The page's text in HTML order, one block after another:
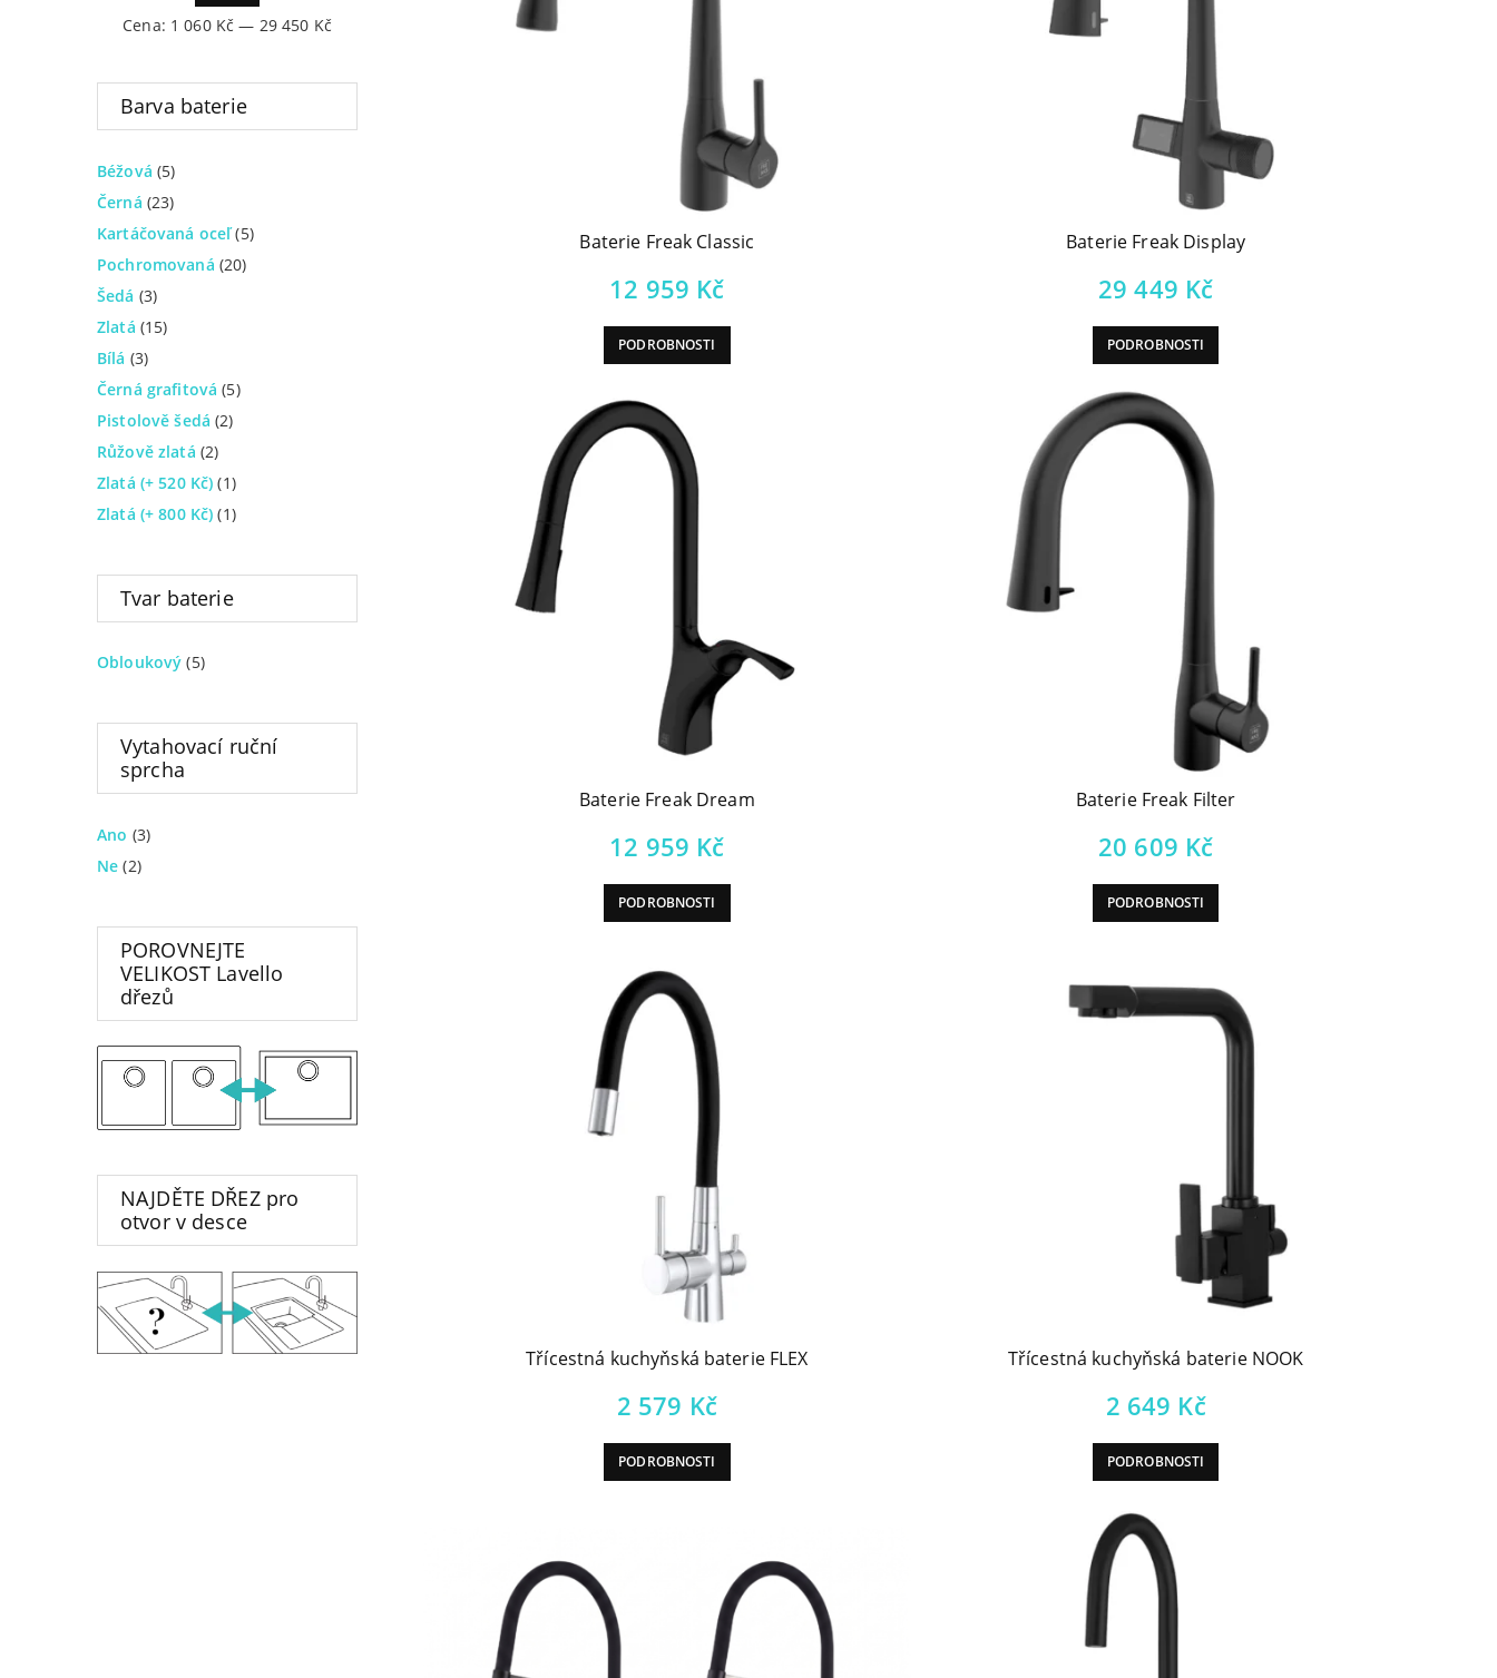
Cena: 1 060 Kč — 29 450 Kč
Barva baterie
Béžová (5)
Černá (23)
Kartáčovaná oceľ (5)
Pochromovaná (20)
Šedá (3)
Zlatá (15)
Bílá (3)
Černá grafitová (5)
Pistolově šedá (2)
Růžově zlatá (2)
Zlatá (+ 520 Kč) (1)
Zlatá (+ 800 Kč) (1)
Tvar baterie
Obloukový (5)
Vytahovací ruční
sprcha
Ano (3)
Ne (2)
POROVNEJTE
VELIKOST Lavello
dřezů
NAJDĚTE DŘEZ pro
otvor v desce
Baterie Freak Classic
12 959 Kč
PODROBNOSTI
Baterie Freak Display
29 449 Kč
PODROBNOSTI
Baterie Freak Dream
12 959 Kč
PODROBNOSTI
Baterie Freak Filter
20 609 Kč
PODROBNOSTI
Třícestná kuchyňská baterie FLEX
2 579 Kč
PODROBNOSTI
Třícestná kuchyňská baterie NOOK
2 649 Kč
PODROBNOSTI